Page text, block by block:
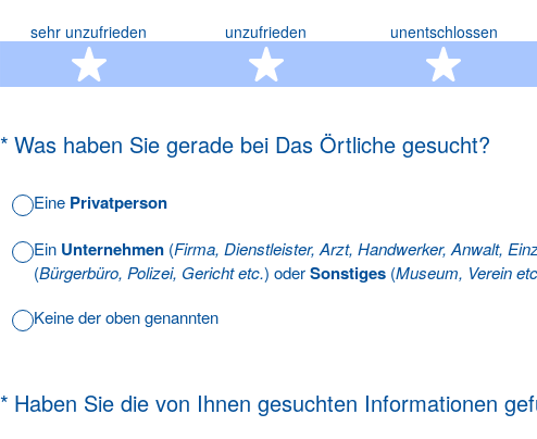
sehr unzufrieden
1 Stern
unzufrieden
2 Sterne
unentschlossen
3
* Was haben Sie gerade bei Das Örtliche gesucht?
(Erforderlich.)
Eine Privatperson
Ein Unternehmen (Firma, Dienstleister, Arzt, Handwerker, Anwalt,
(Bürgerbüro, Polizei, Gericht etc.) oderSonstiges (Museum, Verein
Keine der oben genannten
* Haben Sie die von Ihnen gesuchten Informationen
(Erforderlich.)